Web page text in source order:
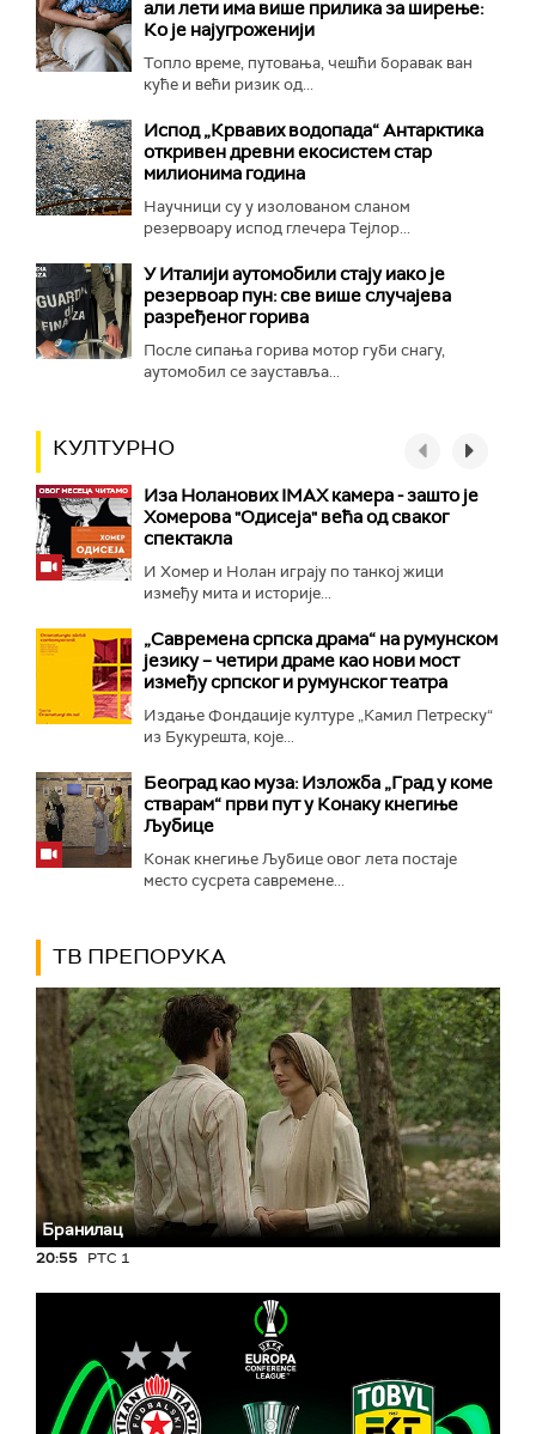
али лети има више прилика за ширење:
Ко је најугроженији
Топло време, путовања, чешћи боравак ван
куће и већи ризик од...
Испод „Крвавих водопада“ Антарктика
откривен древни екосистем стар
милионима година
Научници су у изолованом сланом
резервоару испод глечера Тејлор...
У Италији аутомобили стају иако је
резервоар пун: све више случајева
разређеног горива
После сипања горива мотор губи снагу,
аутомобил се зауставља...
КУЛТУРНО
Иза Ноланових IMAX камера - зашто је
Хомерова "Одисеја" већа од сваког
спектакла
И Хомер и Нолан играју по танкој жици
између мита и историје...
„Савремена српска драма“ на румунском
језику – четири драме као нови мост
између српског и румунског театра
Издање Фондације културе „Камил Петреску“
из Букурешта, које...
Београд као муза: Изложба „Град у коме
стварам“ први пут у Конаку кнегиње
Љубице
Конак кнегиње Љубице овог лета постаје
место сусрета савремене...
ТВ ПРЕПОРУКА
Бранилац
20:55 РТС 1